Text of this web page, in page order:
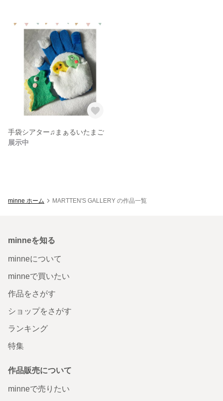
手袋シアター♫まぁるいたまご
展示中
minne ホーム MARTTEN'S GALLERY の作品一覧
minneを知る
minneについて
minneで買いたい
作品をさがす
ショップをさがす
ランキング
特集
作品販売について
minneで売りたい